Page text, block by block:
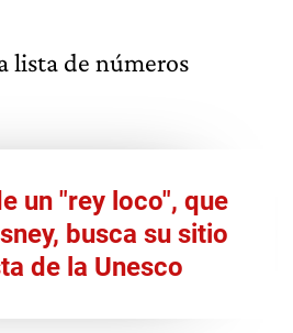
lista de números
un "rey loco", que
busca su sitio
de la Unesco